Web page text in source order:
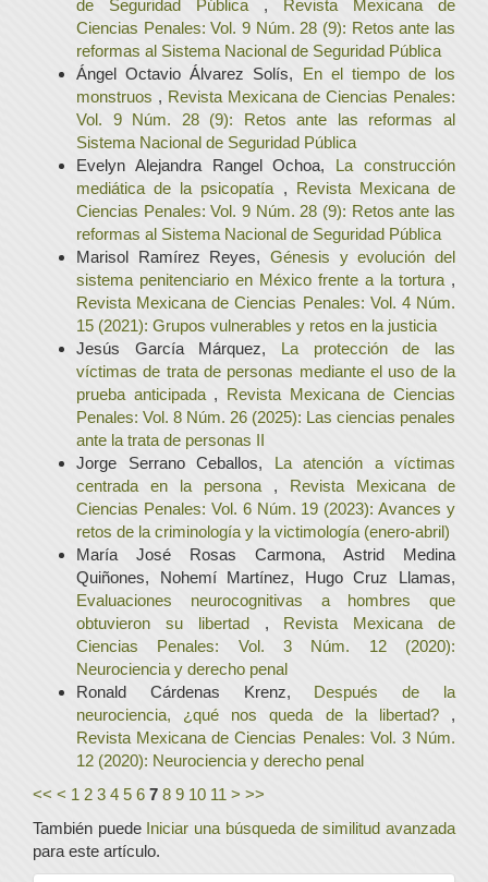
de Seguridad Pública ,
Revista Mexicana de
Ciencias Penales: Vol. 9 Núm. 28 (9): Retos ante las
reformas al Sistema Nacional de Seguridad Pública
Ángel Octavio Álvarez Solís, En el tiempo de los
monstruos , Revista Mexicana de Ciencias Penales:
Vol. 9 Núm. 28 (9): Retos ante las reformas al
Sistema Nacional de Seguridad Pública
Evelyn Alejandra Rangel Ochoa, La construcción
mediática de la psicopatía , Revista Mexicana de
Ciencias Penales: Vol. 9 Núm. 28 (9): Retos ante las
reformas al Sistema Nacional de Seguridad Pública
Marisol Ramírez Reyes, Génesis y evolución del
sistema penitenciario en México frente a la tortura ,
Revista Mexicana de Ciencias Penales: Vol. 4 Núm.
15 (2021): Grupos vulnerables y retos en la justicia
Jesús García Márquez, La protección de las
víctimas de trata de personas mediante el uso de la
prueba anticipada , Revista Mexicana de Ciencias
Penales: Vol. 8 Núm. 26 (2025): Las ciencias penales
ante la trata de personas II
Jorge Serrano Ceballos, La atención a víctimas
centrada en la persona , Revista Mexicana de
Ciencias Penales: Vol. 6 Núm. 19 (2023): Avances y
retos de la criminología y la victimología (enero-abril)
María José Rosas Carmona, Astrid Medina
Quiñones, Nohemí Martínez, Hugo Cruz Llamas,
Evaluaciones neurocognitivas a hombres que
obtuvieron su libertad , Revista Mexicana de
Ciencias Penales: Vol. 3 Núm. 12 (2020):
Neurociencia y derecho penal
Ronald Cárdenas Krenz, Después de la
neurociencia, ¿qué nos queda de la libertad? ,
Revista Mexicana de Ciencias Penales: Vol. 3 Núm.
12 (2020): Neurociencia y derecho penal
<< < 1 2 3 4 5 6 7 8 9 10 11 > >>
También puede Iniciar una búsqueda de similitud avanzada
para este artículo.